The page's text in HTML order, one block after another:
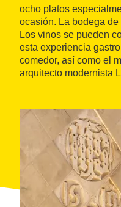
ocho platos
ocasión. La bodega
Los vinos se pueden
esta experiencia
comedor, así como el
arquitecto modernista